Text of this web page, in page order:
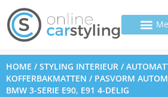
HOME /STYLING INTERIEUR /
KOFFERBAKMATTEN / PASVORM
BMW 3-SERIE E90, E91 4-DELIG